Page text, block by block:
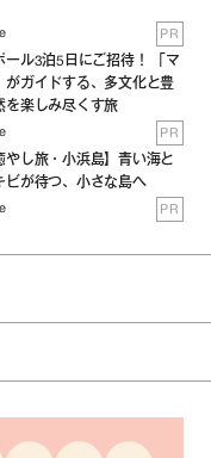
PR
ール3泊5日にご招待！ 「マ
がガイドする、多文化と豊
を楽しみ尽くす旅
PR
やし旅・小浜島】青い海と
ビが待つ、小さな島へ
PR